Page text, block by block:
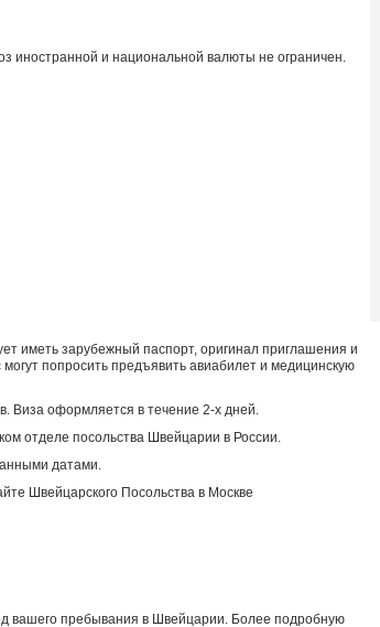
иностранной и национальной валюты не ограничен.
иметь зарубежный паспорт, оригинал приглашения и
попросить предъявить авиабилет и медицинскую
Виза оформляется в течение 2-х дней.
отделе посольства Швейцарии в России.
датами.
Швейцарского Посольства в Москве
вашего пребывания в Швейцарии. Более подробную